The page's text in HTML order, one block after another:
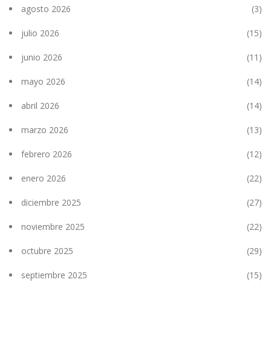
agosto 2026 (3)
julio 2026 (15)
junio 2026 (11)
mayo 2026 (14)
abril 2026 (14)
marzo 2026 (13)
febrero 2026 (12)
enero 2026 (22)
diciembre 2025 (27)
noviembre 2025 (22)
octubre 2025 (29)
septiembre 2025 (15)